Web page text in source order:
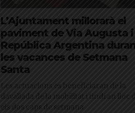
L’Ajuntament millorarà el
paviment de Via Augusta i
República Argentina
les vacances de Setmana
Santa
Les actuacions es beneficiaran de la
davallada de la mobilitat i tindran lloc
els dos caps de setmana